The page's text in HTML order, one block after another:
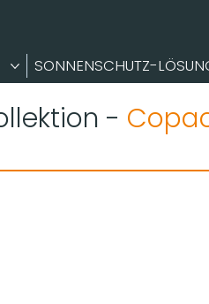
SONNENSCHUTZ-
-